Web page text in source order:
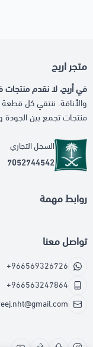
متجر اريج
في أريج، لا نقدم
والأناقة. ننتقي كل قطعة
منتجات تجمع بين الجودة
السجل التجاري
7052744542
روابط مهمة
تواصل معنا
+966569326726
+966563247864